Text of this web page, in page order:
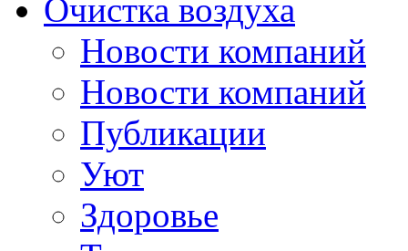
Очистка воздуха
Новости компаний
Новости компаний
Публикации
Уют
Здоровье